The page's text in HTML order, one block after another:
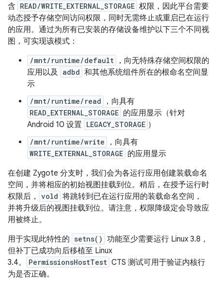
含 READ/WRITE_EXTERNAL_STORAGE 权限，因此平台需要
动态授予存储空间访问权限，同时无需终止或重启已在运行
的应用。通过为所有已安装的存储设备维护以下三个不同视
图，可实现该模式：
/mnt/runtime/default
，向无特殊存储空间权限的
应用以及 adbd 和其他系统组件所在的根命名空间显
示
/mnt/runtime/read ，向具有
READ_EXTERNAL_STORAGE 的应用显示（针对
Android 10 设置 LEGACY_STORAGE ）
/mnt/runtime/write ，向具有
WRITE_EXTERNAL_STORAGE 的应用显示
在创建 Zygote 分支时，我们会为各运行应用创建装载命名
空间，并将相应的初始视图挂载到位。稍后，在授予运行时
权限后，
vold 将跳转到已在运行应用的装载命名空间，
并将升级后的视图挂载到位。请注意，权限降级定会导致应
用被终止。
用于实现此特性的 setns() 功能至少需要运行 Linux 3.8，
但补丁已成功向后移植至 Linux
3.4。
PermissionsHostTest CTS 测试可用于验证内核行
为是否正确。